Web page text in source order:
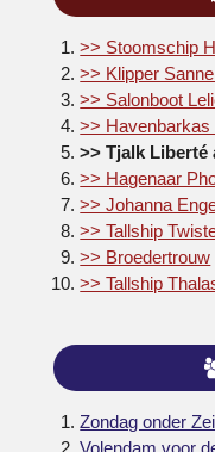
>> Stoomschip
>> Klipper
>> Salonboot
>> Havenbarkas
>> Tjalk Liberté
>> Hagenaar
>> Johanna
>> Tallship
>> Broedertrouw
>> Tallship
Zondag onder